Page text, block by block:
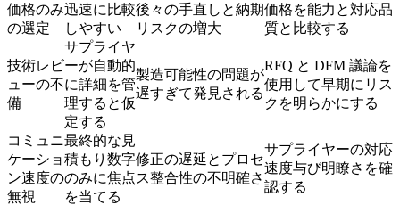
価格のみ
の選定
迅速に比較
しやすい
後々の手直しと納期
リスクの増大
価格を能力と対応品
質と比較する
技術レビ
ューの不
備
サプライヤ
ーが自動的
に詳細を管
理すると仮
定する
製造可能性の問題が
遅すぎて発見される
RFQ と DFM 議論を
使用して早期にリス
クを明らかにする
コミュニ
ケーショ
ン速度の
無視
最終的な見
積もり数字
のみに焦点
を当てる
修正の遅延とプロセ
ス整合性の不明確さ
サプライヤーの対応
速度与び明瞭さを確
認する